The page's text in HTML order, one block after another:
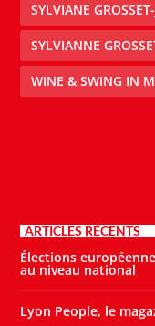
SYLVIANE
SYLVIANNE
WINE & SWING IN
ARTICLES RÉCENTS
Élections
au niveau national
Lyon People, le